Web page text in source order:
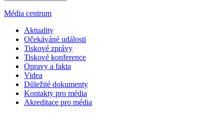
Média centrum
Aktuality
Očekáváné události
Tiskové zprávy
Tiskové konference
Opravy a fakta
Videa
Důležité dokumenty
Kontakty pro média
Akreditace pro média